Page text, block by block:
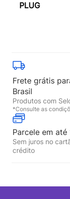
PLUG
Frete grátis
Brasil
Produtos com
*Consulte as
Parcele em até
Sem juros no
crédito